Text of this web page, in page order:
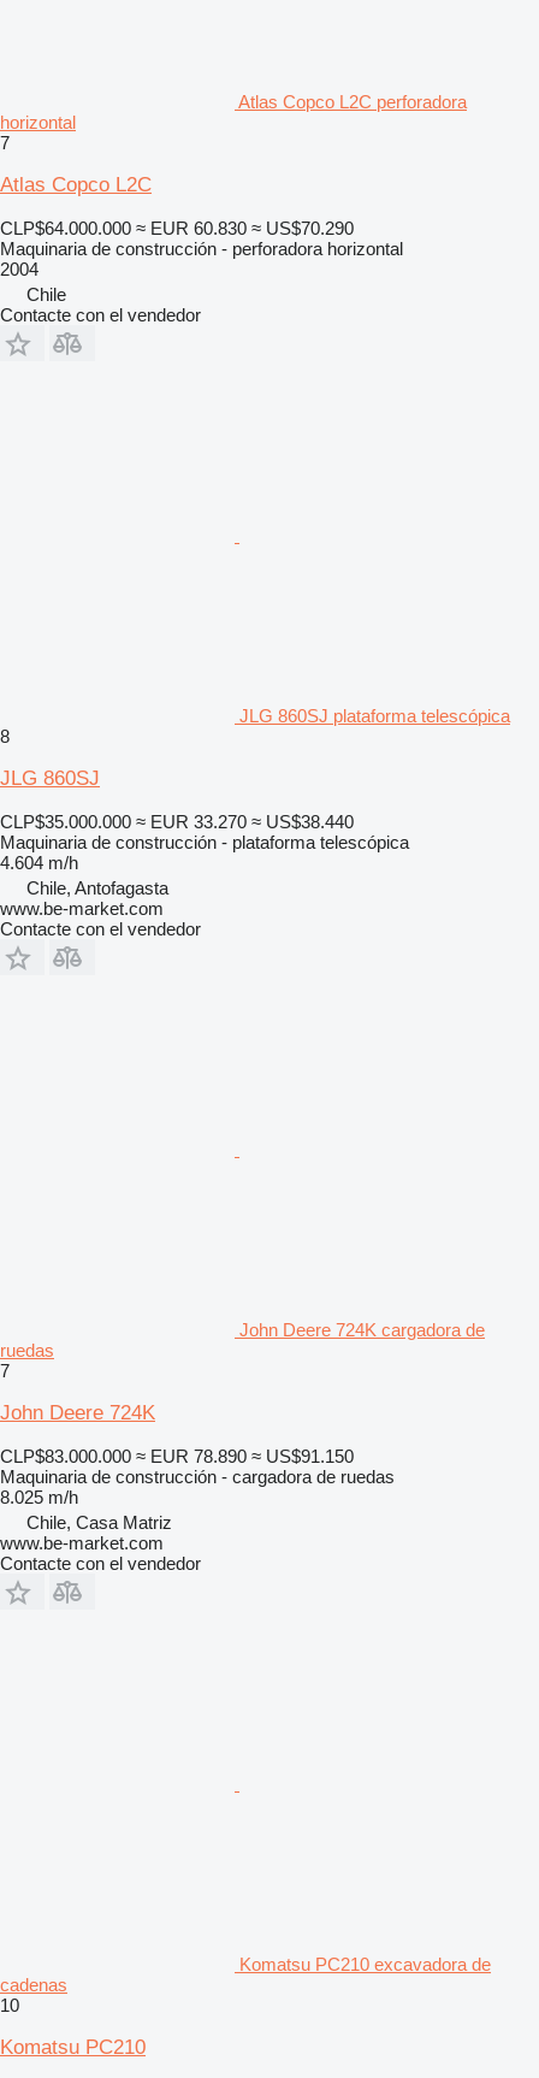
Atlas Copco L2C perforadora
horizontal
7
Atlas Copco L2C
CLP$64.000.000 ≈ EUR 60.830 ≈ US$70.290
Maquinaria de construcción - perforadora horizontal
2004
Chile
Contacte con el vendedor
JLG 860SJ plataforma telescópica
8
JLG 860SJ
CLP$35.000.000 ≈ EUR 33.270 ≈ US$38.440
Maquinaria de construcción - plataforma telescópica
4.604 m/h
Chile, Antofagasta
www.be-market.com
Contacte con el vendedor
John Deere 724K cargadora de
ruedas
7
John Deere 724K
CLP$83.000.000 ≈ EUR 78.890 ≈ US$91.150
Maquinaria de construcción - cargadora de ruedas
8.025 m/h
Chile, Casa Matriz
www.be-market.com
Contacte con el vendedor
Komatsu PC210 excavadora de
cadenas
10
Komatsu PC210